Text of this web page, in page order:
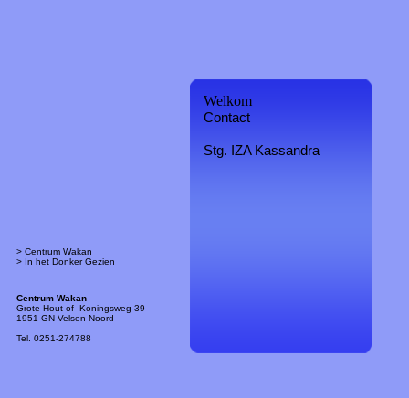
Welkom
Contact
Stg. IZA Kassandra
> Centrum Wakan
> In het Donker Gezien
Centrum Wakan
Grote Hout of- Koningsweg 39
1951 GN Velsen-Noord
Tel. 0251-274788